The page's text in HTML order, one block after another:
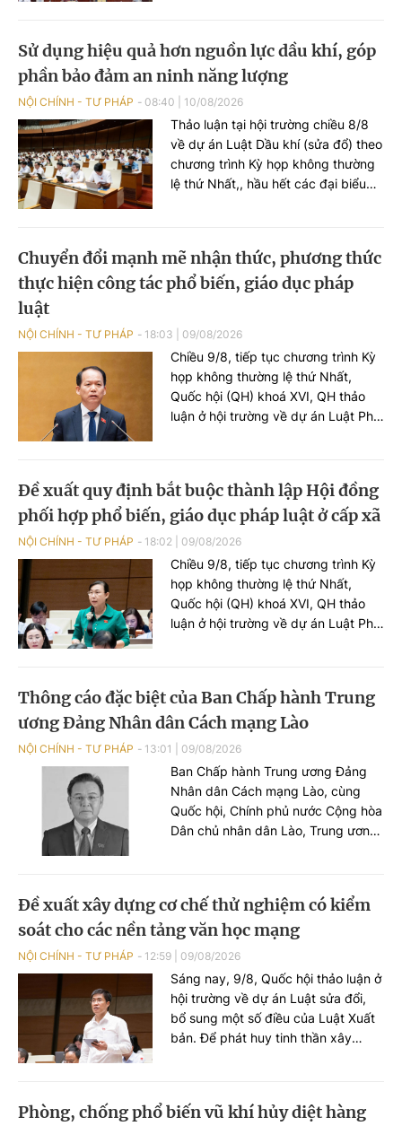
ngắn, do đó toàn ngành phải tập
trung cao độ, bảo đảm các mốc tiến
độ đã được xác định bởi đây là
hoãn.
Sử dụng hiệu quả hơn nguồn lực dầu khí, góp
phần bảo đảm an ninh năng lượng
NỘI CHÍNH - TƯ PHÁP 08:40 10/08/2026
Thảo luận tại hội trường chiều 8/8
về dự án Luật Dầu khí (sửa đổ) theo
chương trình Kỳ họp không thường
lệ thứ Nhất,, hầu hết các đại biểu
hiệu quả hơn nguồn lực dầu khí,
góp phần bảo đảm an ninh năng
đóng góp nhiều ý kiến hoàn thiện
dự thảo Luật.
Chuyển đổi mạnh mẽ nhận thức, phương thức
thực hiện công tác phổ biến, giáo dục pháp
luật
NỘI CHÍNH - TƯ PHÁP 18:03 09/08/2026
Chiều 9/8, tiếp tục chương trình Kỳ
họp không thường lệ thứ Nhất,
Quốc hội (QH) khoá XVI, QH thảo
luận ở hội trường về dự án Luật Phổ
có phát biểu tiếp thu, giải trình, làm
rõ ý kiến đại biểu nêu tại phiên họp.
Đề xuất quy định bắt buộc thành lập Hội đồng
phối hợp phổ biến, giáo dục pháp luật ở cấp xã
NỘI CHÍNH - TƯ PHÁP 18:02 09/08/2026
Chiều 9/8, tiếp tục chương trình Kỳ
họp không thường lệ thứ Nhất,
Quốc hội (QH) khoá XVI, QH thảo
luận ở hội trường về dự án Luật Phổ
Hội đồng phối hợp PBGDPL ở cấp
xã tại Luật.
Thông cáo đặc biệt của Ban Chấp hành Trung
ương Đảng Nhân dân Cách mạng Lào
NỘI CHÍNH - TƯ PHÁP 13:01 09/08/2026
Ban Chấp hành Trung ương Đảng
Nhân dân Cách mạng Lào, cùng
Quốc hội, Chính phủ nước Cộng hòa
Dân chủ nhân dân Lào, Trung ương
Xaysomphone Phomvihane, Ủy viên
Bộ Chính trị Trung ương Đảng, Chủ
tịch Quốc hội nước Cộng hòa Dân
hồi 11 giờ 18 phút, ngày 08 tháng 8
năm 2026, do bệnh viêm mạch máu
nghiêm trọng, hưởng thọ 70 tuổi.
Đề xuất xây dựng cơ chế thử nghiệm có kiểm
soát cho các nền tảng văn học mạng
NỘI CHÍNH - TƯ PHÁP 12:59 09/08/2026
Sáng nay, 9/8, Quốc hội thảo luận ở
hội trường về dự án Luật sửa đổi,
bổ sung một số điều của Luật Xuất
bản. Để phát huy tinh thần xây
Luật bổ sung quy định về việc xây
Phòng, chống phổ biến vũ khí hủy diệt hàng